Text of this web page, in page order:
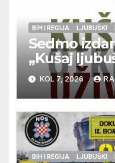
BIH I REGIJA LJUBUŠKI
Sedmo
„Kušaj
vrhunska
glazbu
KOL 7, 2026
BIH I REGIJA LJUBUŠKI